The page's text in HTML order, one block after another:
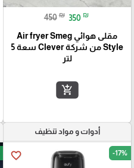
450 ₪ 350 ₪
مقلى هوائي Air fryer Smeg
Style من شركة Clever سعة 5
لتر
add_shopping_cart
أدوات و مواد تنظيف
favorite_border -17%